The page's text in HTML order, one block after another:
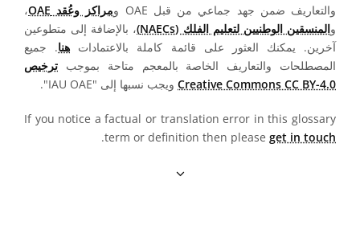
والتعاريف ضمن جهد جماعي من قبل OAE و
مراكز وعُقد OAE
،
والمنسقين الوطنيين لتعليم الفلك (NAECs)
، بالإضافة إلى متطوعين
آخرين. يمكنك العثور على قائمة كاملة بالاعتمادات هنا. جميع
المصطلحات والتعاريف الخاصة بالمعجم متاحة بموجب ترخيص
Creative Commons CC BY-4.0 ويجب نسبها إلى "IAU OAE".
If you notice a factual or translation error in this glossary
term or definition then please get in touch
.